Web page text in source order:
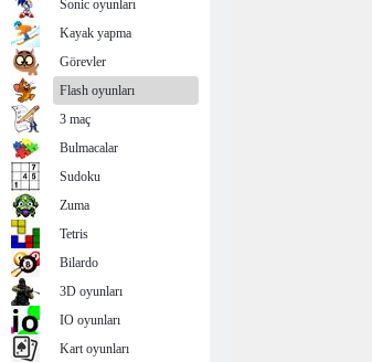
Sonic oyunları
Kayak yapma
Görevler
Flash oyunları
3 maç
Bulmacalar
Sudoku
Zuma
Tetris
Bilardo
3D oyunları
IO oyunları
Kart oyunları